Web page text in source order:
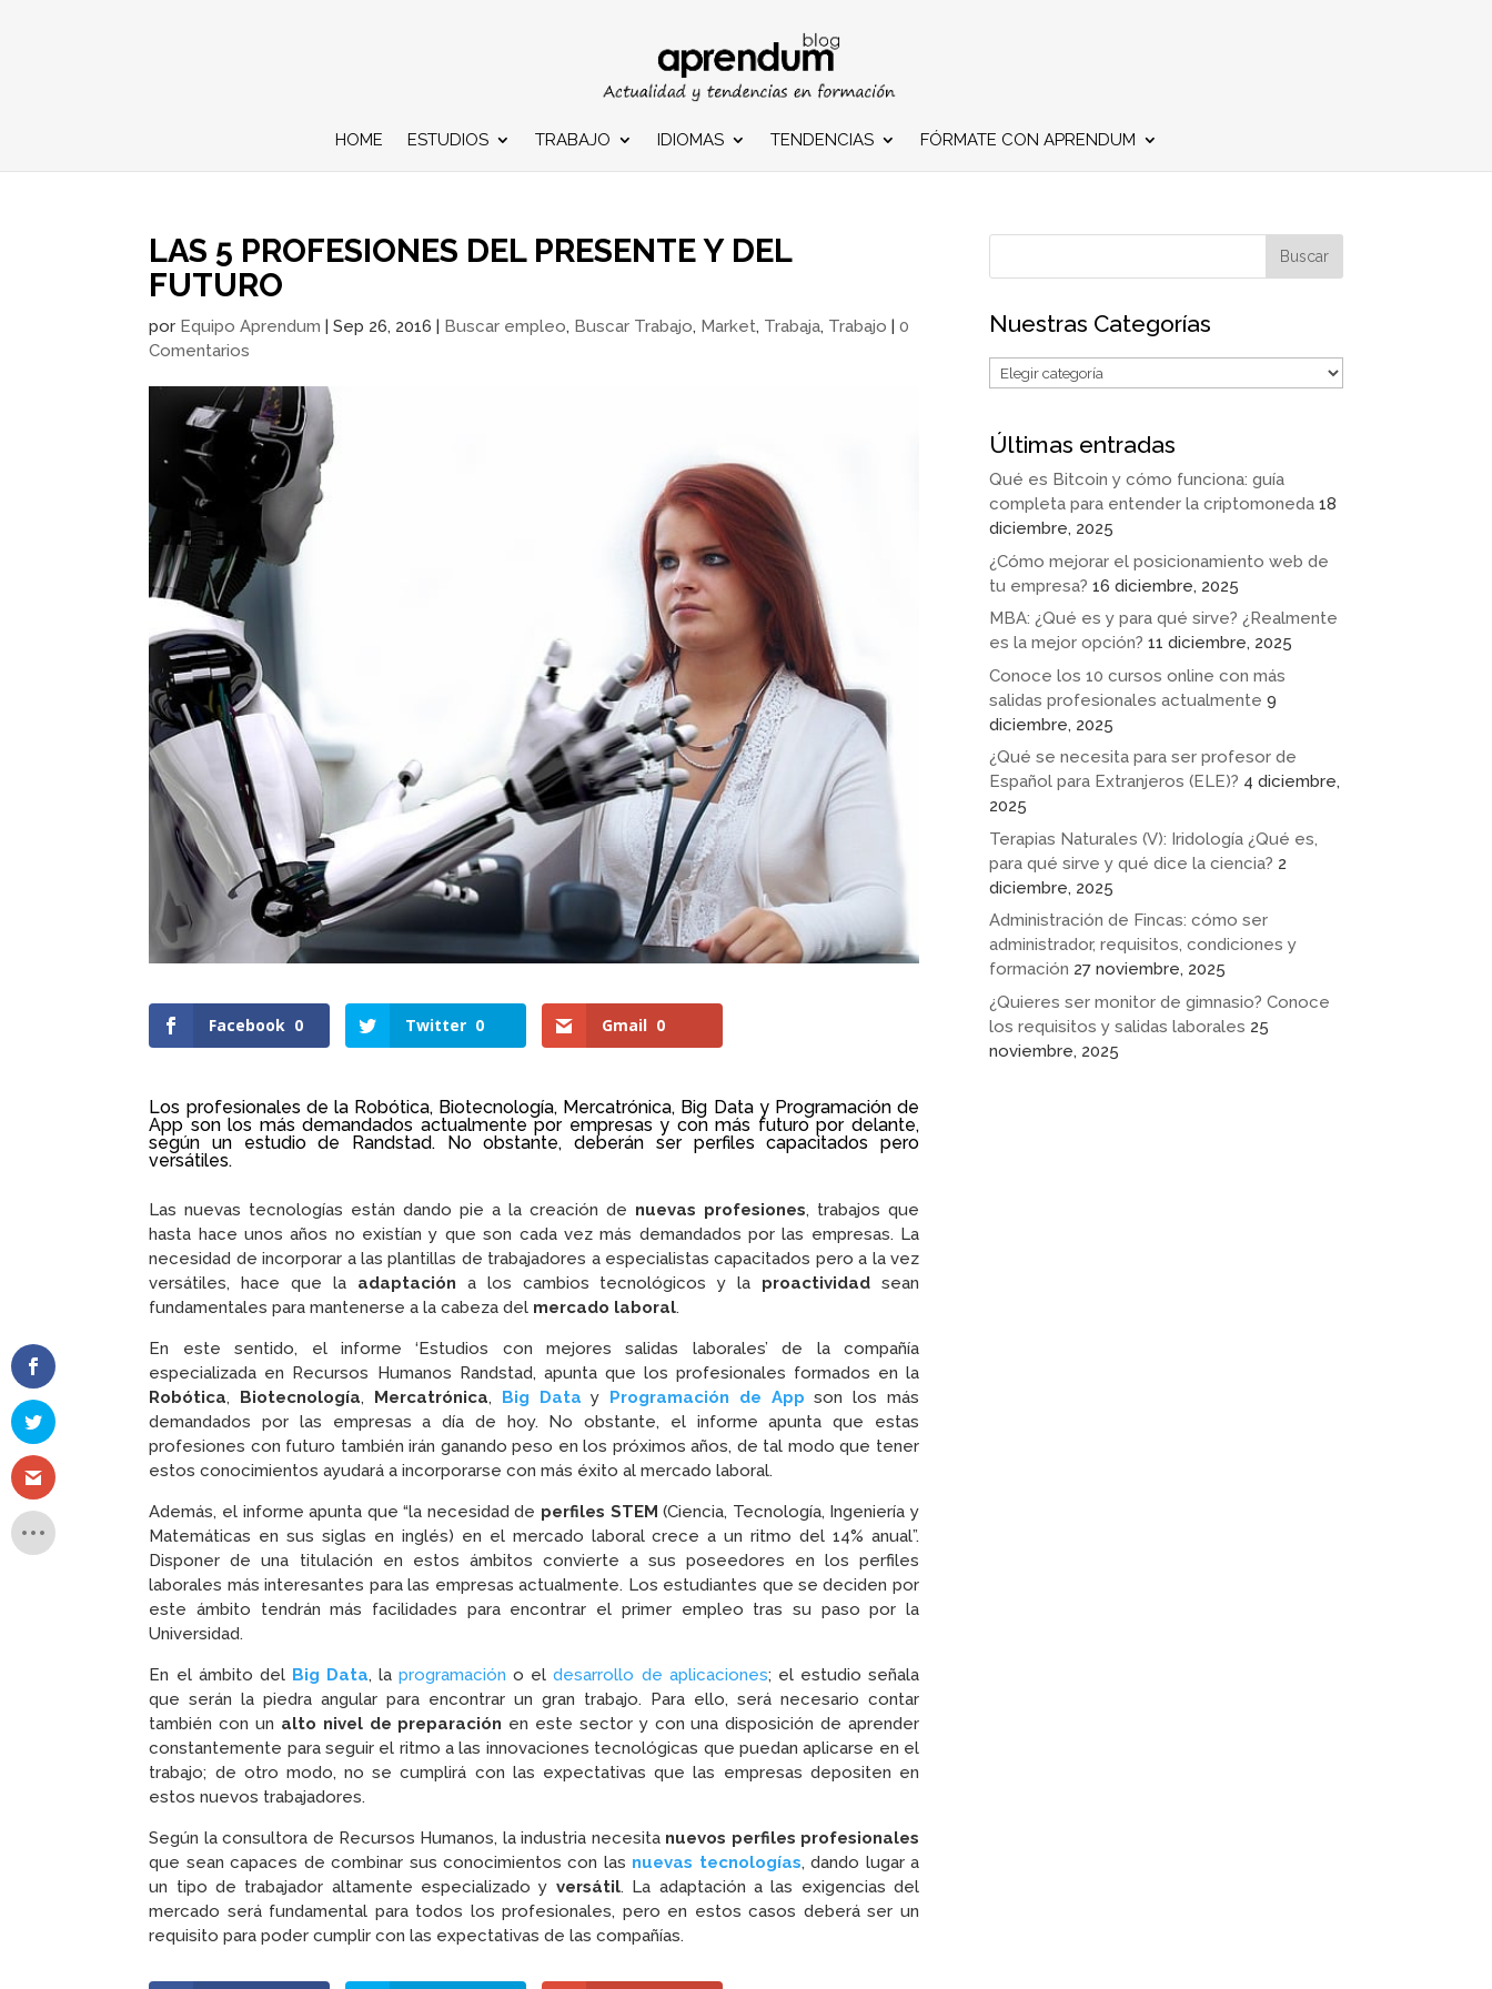
HOME ESTUDIOS TRABAJO IDIOMAS TENDENCIAS FÓRMATE CON APRENDUM
LAS 5 PROFESIONES DEL PRESENTE Y DEL
FUTURO
por Equipo Aprendum |Sep 26, 2016 | Buscar empleo, Buscar Trabajo, Market, Trabaja, Trabajo |0
Comentarios
Facebook 0 Twitter 0 Gmail 0
Los profesionales de la Robótica, Biotecnología, Mercatrónica, Big Data y Programación de
Appson los más demandados actualmente por empresas y con más futuro por delante,
según un estudio de Randstad. No obstante, deberán ser perfiles capacitados pero
versátiles.
Las nuevas tecnologías están dando pie a la creación de nuevas profesiones, trabajos que
hasta hace unos años no existían y que son cada vez más demandados por las empresas. La
necesidad de incorporar a las plantillas de trabajadores a especialistas capacitados pero a la vez
versátiles, hace que la adaptación a los cambios tecnológicos y la proactividad sean
fundamentales para mantenerse a la cabeza del mercado laboral.
En este sentido, el informe ‘Estudios con mejores salidas laborales’ de la compañía
especializada en Recursos Humanos Randstad, apunta que los profesionales formados en la
Robótica, Biotecnología, Mercatrónica, Big Data y Programación de App son los más
demandados por las empresas a día de hoy. No obstante, el informe apunta que estas
profesiones con futuro también irán ganando peso en los próximos años, de tal modo que tener
estos conocimientos ayudará a incorporarse con más éxito al mercado laboral.
Además, el informe apunta que “la necesidad de perfiles STEM (Ciencia, Tecnología, Ingeniería y
Matemáticas en sus siglas en inglés) en el mercado laboral crece a un ritmo del 14% anual”.
Disponer de una titulación en estos ámbitos convierte a sus poseedores en los perfiles
laborales más interesantes para las empresas actualmente. Los estudiantes que se deciden por
este ámbito tendrán más facilidades para encontrar el primer empleo tras su paso por la
Universidad.
En el ámbito del Big Data, laprogramación o eldesarrollo de aplicaciones; el estudio señala
que serán la piedra angular para encontrar un gran trabajo. Para ello, será necesario contar
también con un alto nivel de preparación en este sector y con una disposición de aprender
constantemente para seguir el ritmo a las innovaciones tecnológicas que puedan aplicarse en el
trabajo; de otro modo, no se cumplirá con las expectativas que las empresas depositen en
estos nuevos trabajadores.
Según la consultora de Recursos Humanos, la industria necesita nuevos perfiles profesionales
que sean capaces de combinar sus conocimientos con las nuevas tecnologías, dando lugar a
un tipo de trabajador altamente especializado y versátil. La adaptación a las exigencias del
mercado será fundamental para todos los profesionales, pero en estos casos deberá ser un
requisito para poder cumplir con las expectativas de las compañías.
Nuestras Categorías
Últimas entradas
Qué es Bitcoin y cómo funciona: guía
completa para entender la criptomoneda 18
diciembre, 2025
¿Cómo mejorar el posicionamiento web de
tu empresa? 16 diciembre, 2025
MBA: ¿Qué es y para qué sirve? ¿Realmente
es la mejor opción? 11 diciembre, 2025
Conoce los 10 cursos online con más
salidas profesionales actualmente 9
diciembre, 2025
¿Qué se necesita para ser profesor de
Español para Extranjeros (ELE)? 4 diciembre,
2025
Terapias Naturales (V): Iridología ¿Qué es,
para qué sirve y qué dice la ciencia? 2
diciembre, 2025
Administración de Fincas: cómo ser
administrador, requisitos, condiciones y
formación 27 noviembre, 2025
¿Quieres ser monitor de gimnasio? Conoce
los requisitos y salidas laborales 25
noviembre, 2025